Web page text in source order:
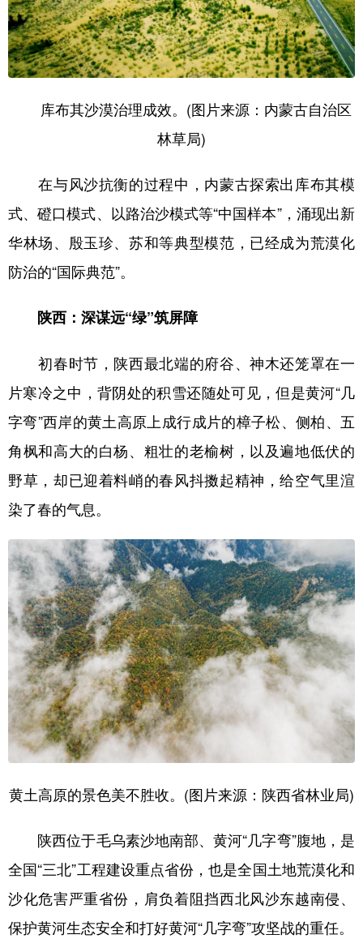
库布其沙漠治理成效。(图片来源：内蒙古自治区
林草局)
在与风沙抗衡的过程中，内蒙古探索出库布其模
式、磴口模式、以路治沙模式等“中国样本”，涌现出新
华林场、殷玉珍、苏和等典型模范，已经成为荒漠化
防治的“国际典范”。
陕西：深谋远“绿”筑屏障
初春时节，陕西最北端的府谷、神木还笼罩在一
片寒冷之中，背阴处的积雪还随处可见，但是黄河“几
字弯”西岸的黄土高原上成行成片的樟子松、侧柏、五
角枫和高大的白杨、粗壮的老榆树，以及遍地低伏的
野草，却已迎着料峭的春风抖擞起精神，给空气里渲
染了春的气息。
黄土高原的景色美不胜收。(图片来源：陕西省林业局)
陕西位于毛乌素沙地南部、黄河“几字弯”腹地，是
全国“三北”工程建设重点省份，也是全国土地荒漠化和
沙化危害严重省份，肩负着阻挡西北风沙东越南侵、
保护黄河生态安全和打好黄河“几字弯”攻坚战的重任。